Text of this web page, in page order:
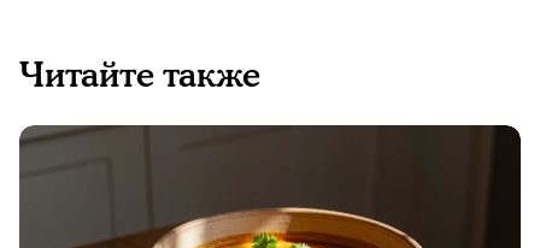
Читайте также